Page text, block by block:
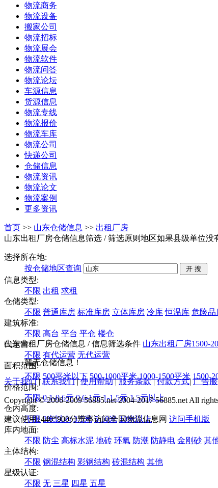
物流商务
物流设备
搬家公司
物流招标
物流展会
物流软件
物流问答
物流论坛
车源信息
货源信息
物流专线
物流报价
物流车库
物流公司
快递公司
仓储信息
物流资讯
物流论文
物流案例
更多资讯
首页 >> 山东仓储信息 >> 出租厂房
山东出租厂房仓储信息筛选 / 筛选原则地区如果县级单位没
选择所在地:
按仓储地区查询
信息类型:
不限 出租 求租
仓储类型:
不限 普通库房 标准库房 立体库房 冷库 恒温库 危险品
建筑标准:
不限 高台 平台 平仓 楼仓
代运营:
不限 有代运营 无代运营
面积范围:
不限 500平米以下 500-1000平米 1000-1500平米 1500-
价格范围:
不限 0.1-0.6元 0.6-1元 1-1.5元 1.5元以上
仓内高度:
不限 3米以内 3-5米 5-10米 10米以上
库内地面:
不限 防尘 高标水泥 地砖 环氧 防潮 防静电 金刚砂 其
主体结构:
不限 钢混结构 彩钢结构 砖混结构 其他
星级认证:
不限 无 三星 四星 五星
山东出租厂房仓储信息 / 信息筛选条件 山东出租 厂房1500-
暂无仓储信息！
关于我们|联系我们|使用帮助|服务条款|付款方式|广告
Copyright © 2006-2009 56885.net 2004-2017 56885.net All
建议使用1440*900分辨率访问全国物流信息网 访问手机版